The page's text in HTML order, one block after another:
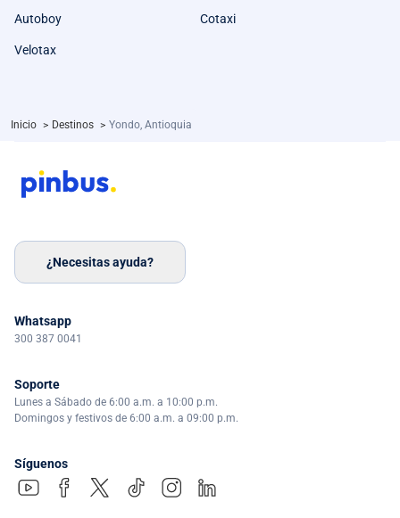
Autoboy Cotaxi
Velotax
Inicio > Destinos > Yondo, Antioquia
¿Necesitas ayuda?
Whatsapp
300 387 0041
Soporte
Lunes a Sábado de 6:00 a.m. a 10:00 p.m.
Domingos y festivos de 6:00 a.m. a 09:00 p.m.
Síguenos